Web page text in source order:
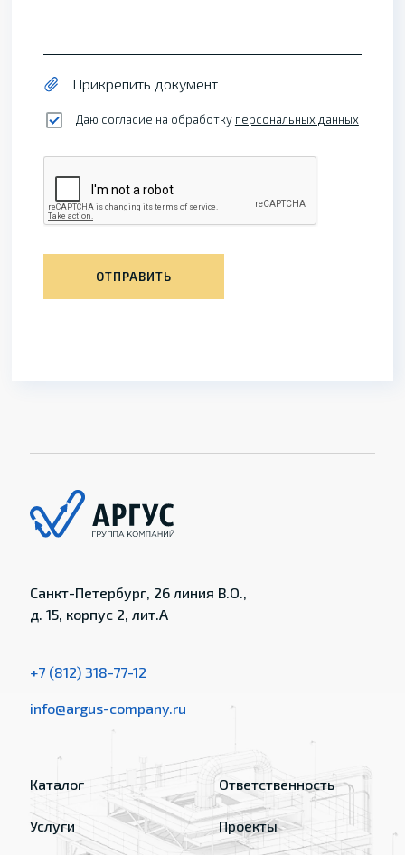
Прикрепить документ
Даю согласие на обработку персональных данных
ОТПРАВИТЬ
Санкт-Петербург, 26 линия В.О.,
д. 15, корпус 2, лит.А
+7 (812) 318-77-12
info@argus-company.ru
Каталог
Услуги
Ответственность
Проекты